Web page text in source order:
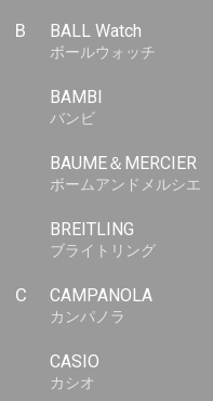
B BALL Watch
ボールウォッチ
BAMBI
バンビ
BAUME＆MERCIER
ボームアンドメルシエ
BREITLING
ブライトリング
C CAMPANOLA
カンパノラ
CASIO
カシオ